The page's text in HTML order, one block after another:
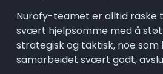
Nurofy-teamet er alltid raske
svært hjelpsomme med å
strategisk og taktisk, noe som
samarbeidet svært godt,